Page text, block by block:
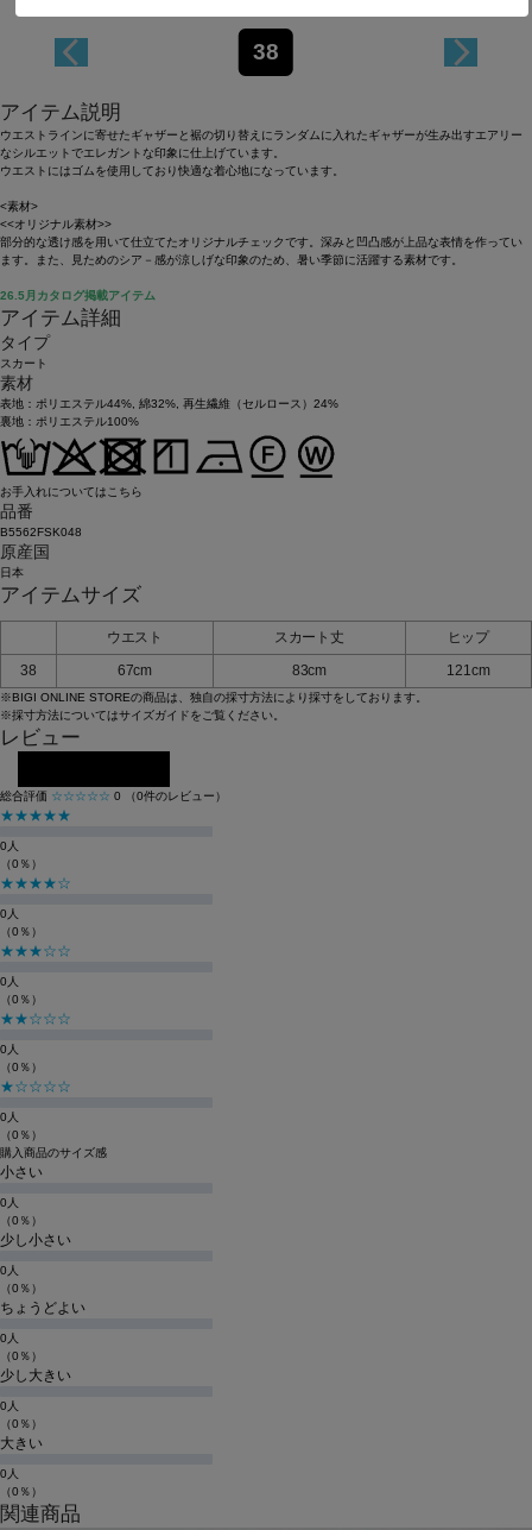
38
アイテム説明
ウエストラインに寄せたギャザーと裾の切り替えにランダムに入れたギャザーが生み出すエアリー
なシルエットでエレガントな印象に仕上げています。
ウエストにはゴムを使用しており快適な着心地になっています。
<素材>
<<オリジナル素材>>
部分的な透け感を用いて仕立てたオリジナルチェックです。深みと凹凸感が上品な表情を作ってい
ます。また、見ためのシア－感が涼しげな印象のため、暑い季節に活躍する素材です。
26.5月カタログ掲載アイテム
アイテム詳細
タイプ
スカート
素材
表地：ポリエステル44%, 綿32%, 再生繊維（セルロース）24%
裏地：ポリエステル100%
お手入れについてはこちら
品番
B5562FSK048
原産国
日本
アイテムサイズ
ウエスト スカート丈
ヒップ
38
67cm 83cm 121cm
※BIGI ONLINE STOREの商品は、独自の採寸方法により採寸をしております。
※採寸方法についてはサイズガイドをご覧ください。
レビュー
総合評価 ☆☆☆☆☆ 0 （0件のレビュー）
★★★★★
0人
（0％）
★★★★☆
0人
（0％）
★★★☆☆
0人
（0％）
★★☆☆☆
0人
（0％）
★☆☆☆☆
0人
（0％）
購入商品のサイズ感
小さい
0人
（0％）
少し小さい
0人
（0％）
ちょうどよい
0人
（0％）
少し大きい
0人
（0％）
大きい
0人
（0％）
関連商品